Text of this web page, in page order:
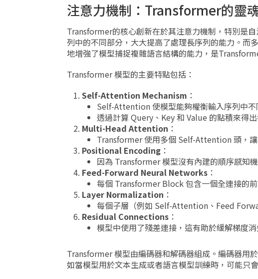
注意力機制：Transformer的靈
Transformer的核心創新在於其注意力機制，特別是
列中的不同部分，大大提高了處理長序列的能力。而
地增強了模型捕捉複雜語言結構的能力，是
Transformer 模型的主要特點包括：
Self-Attention Mechanism ：
Self-Attention 使模型能夠權衡輸入序列中
透過計算 Query、Key 和 Value 的點積來得
Multi-Head Attention ：
Transformer 使用多個 Self-Attention 頭，
Positional Encoding ：
因為 Transformer 模型沒有內建的順序感知
Feed-Forward Neural Networks ：
每個 Transformer Block 包含一個全連接的
Layer Normalization ：
每個子層（例如 Self-Attention、Feed
Residual Connections ：
模型中使用了殘差連接，這有助於緩解梯度
Transformer 模型由編碼器和解碼器組成。編碼器用
如當模型用於文本生成或者語言模型訓練時，可能只